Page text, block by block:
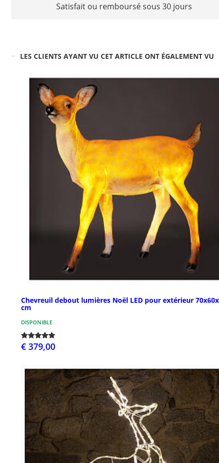
Satisfait ou remboursé sous 30 jours
LES CLIENTS AYANT VU CET ARTICLE ONT ÉGALEMENT VU
Chevreuil debout lumières Noël LED pour extérieur
cm
DISPONIBLE
€ 379,00